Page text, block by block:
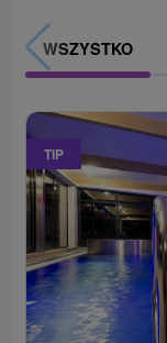
WSZYSTKO
TIP